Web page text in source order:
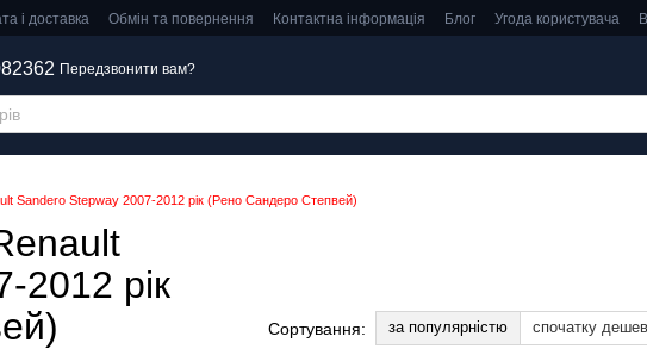
і доставка Обмін та повернення Контактна інформація Блог Угода користувача
Передзвонити вам?
Sandero Stepway 2007-2012 рік (Рено Сандеро Степвей)
2012 рік
Сортування: за популярністю спочатку